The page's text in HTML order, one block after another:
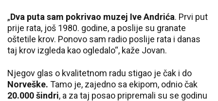
„Dva puta sam pokrivao muzej Ive Andrića. Prvi put
prije rata, još 1980. godine, a poslije su granate
oštetile krov. Ponovo sam radio poslije rata i danas
taj krov izgleda kao ogledalo“, kaže Jovan.
Njegov glas o kvalitetnom radu stigao je čak i do
Norveške. Tamo je, zajedno sa ekipom, odnio čak
20.000 šindri, a za taj posao pripremali su se godinu